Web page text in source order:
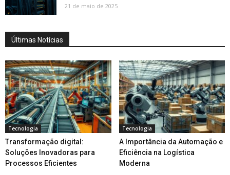
21 de maio de 2025
Últimas Notícias
Tecnologia
Transformação digital:
Soluções Inovadoras para
Processos Eficientes
Tecnologia
A Importância da Automação e
Eficiência na Logística
Moderna